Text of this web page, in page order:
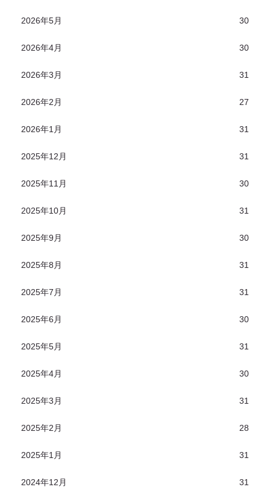
2026年5月 30
2026年4月 30
2026年3月 31
2026年2月 27
2026年1月 31
2025年12月 31
2025年11月 30
2025年10月 31
2025年9月 30
2025年8月 31
2025年7月 31
2025年6月 30
2025年5月 31
2025年4月 30
2025年3月 31
2025年2月 28
2025年1月 31
2024年12月 31